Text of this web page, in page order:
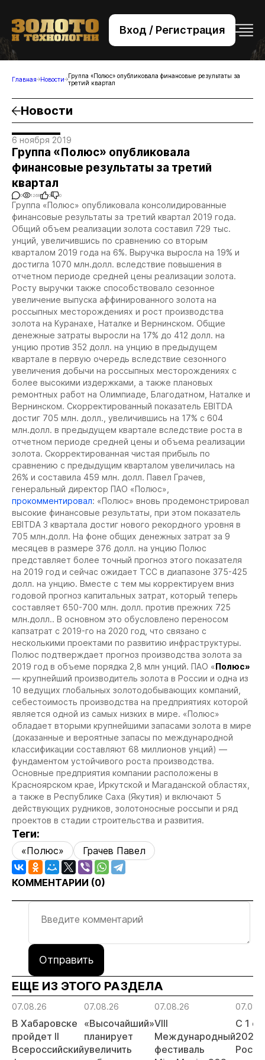
Вход / Регистрация
+7 (495) 221-76-32
bsv@zolteh.ru
Главная Новости
Группа «Полюс» опубликовала финансовые результаты за
третий квартал
Новости
6 ноября 2019
Группа «Полюс» опубликовала
финансовые результаты за третий
квартал
0 1268 0 0
Группа «Полюс» опубликовала консолидированные
финансовые результаты за третий квартал 2019 года.
Общий объем реализации золота составил 729 тыс.
унций, увеличившись по сравнению со вторым
кварталом 2019 года на 6%. Выручка выросла на 19% и
достигла 1070 млн.долл. вследствие повышения в
отчетном периоде средней цены реализации золота.
Росту выручки также способствовало сезонное
увеличение выпуска аффинированного золота на
россыпных месторождениях и рост производства
золота на Куранахе, Наталке и Вернинском. Общие
денежные затраты выросли на 17% до 412 долл. на
унцию против 352 долл. на унцию в предыдущем
квартале в первую очередь вследствие сезонного
увеличения добычи на россыпных месторождениях с
более высокими издержками, а также плановых
ремонтных работ на Олимпиаде, Благодатном, Наталке и
Вернинском. Скорректированный показатель EBITDA
достиг 705 млн. долл., увеличившись на 17% с 604
млн.долл. в предыдущем квартале вследствие роста в
отчетном периоде средней цены и объема реализации
золота. Скорректированная чистая прибыль по
сравнению с предыдущим кварталом увеличилась на
26% и составила 459 млн. долл. Павел Грачев,
генеральный директор ПАО «Полюс»,
прокомментировал: «Полюс» вновь продемонстрировал
высокие финансовые результаты, при этом показатель
EBITDA 3 квартала достиг нового рекордного уровня в
705 млн.долл. На фоне общих денежных затрат за 9
месяцев в размере 376 долл. на унцию Полюс
представляет более точный прогноз этого показателя
на 2019 год и сейчас ожидает ТСС в диапазоне 375-425
долл. на унцию. Вместе с тем мы корректируем вниз
годовой прогноз капитальных затрат, который теперь
составляет 650-700 млн. долл. против прежних 725
млн.долл.. В основном это обусловлено переносом
капзатрат с 2019-го на 2020 год, что связано с
несколькими проектами по развитию инфраструктуры.
Полюс подтверждает прогноз производства золота за
2019 год в объеме порядка 2,8 млн унций. ПАО «Полюс»
— крупнейший производитель золота в России и одна из
10 ведущих глобальных золотодобывающих компаний,
себестоимость производства на предприятиях которой
является одной из самых низких в мире. «Полюс»
обладает вторыми крупнейшими запасами золота в мире
(доказанные и вероятные запасы по международной
классификации составляют 68 миллионов унций) —
фундаментом устойчивого роста производства.
Основные предприятия компании расположены в
Красноярском крае, Иркутской и Магаданской областях,
а также в Республике Саха (Якутия) и включают 5
действующих рудников, золотоносные россыпи и ряд
проектов в стадии строительства и развития.
Теги:
«Полюс» Грачев Павел
КОММЕНТАРИИ (0)
Отправить
ЕЩЕ ИЗ ЭТОГО РАЗДЕЛА
07.08.26
В Хабаровске
пройдет II
Всероссийский
07.08.26
«Высочайший»
планирует
увеличить
07.08.26
VIII
Международный
фестиваль
С 1
2026